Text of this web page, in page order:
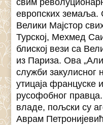
европских земаља.
Велики Мајстор
Турској, Мехмед
блиској вези са
из Париза. Ова
служби закулисног
утицаја француске
русофобног
владе, пољски су
Аврам